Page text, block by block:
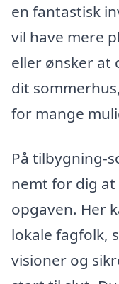
en fantastisk
vil have mere
eller ønsker at
dit
for mange
På tilbygning-
nemt for dig
opgaven. Her
lokale fagfolk,
visioner og